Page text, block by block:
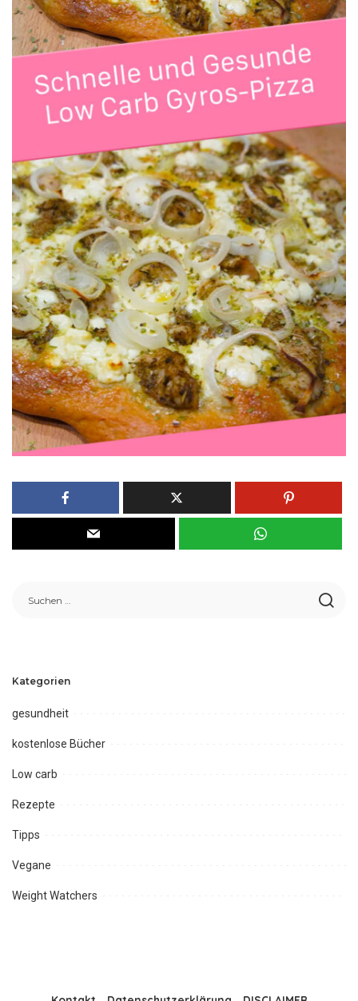
Kategorien
gesundheit
kostenlose Bücher
Low carb
Rezepte
Tipps
Vegane
Weight Watchers